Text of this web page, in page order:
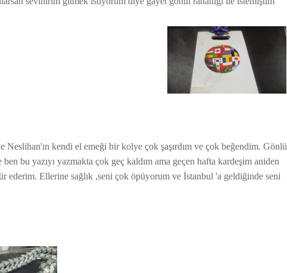
Neslihan'ın kendi el emeği bir kolye çok şaşırdım ve çok beğendim. Gönlü
bu yazıyı yazmakta çok geç kaldım ama geçen hafta kardeşim aniden
Ellerine sağlık ,seni çok öpüyorum ve İstanbul 'a geldiğinde seni